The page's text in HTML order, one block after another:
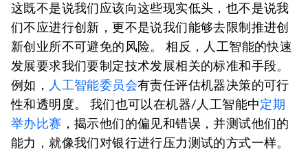
这既不是说我们应该向这些现实低头，也不是说我
们不应进行创新，更不是说我们能够去限制推进创
新创业所不可避免的风险。 相反，人工智能的快速
发展要求我们要制定技术发展相关的标准和手段。
例如， 人工智能委员会有责任评估机器决策的可行
性和透明度。 我们也可以在机器/人工智能中定期
举办比赛 ，揭示他们的偏见和错误，并测试他们的
能力，就像我们对银行进行压力测试的方式一样。